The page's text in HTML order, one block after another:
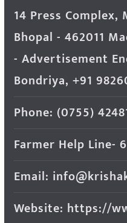
14 Press Complex,
Bhopal - 462011
- Advertisement
Bondriya, +91
Phone: (0755)
Farmer Help Line-
Email:
Website: https://